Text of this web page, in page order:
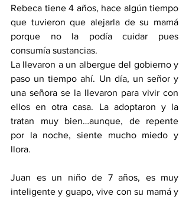
Rebeca tiene 4 años, hace algún tiempo
que tuvieron que alejarla de su mamá
porque no la podía cuidar pues
consumía sustancias.
La llevaron a un albergue del gobierno y
paso un tiempo ahí. Un día, un señor y
una señora se la llevaron para vivir con
ellos en otra casa. La adoptaron y la
tratan muy bien…aunque, de repente
por la noche, siente mucho miedo y
llora.
Juan es un niño de 7 años, es muy
inteligente y guapo, vive con su mamá y